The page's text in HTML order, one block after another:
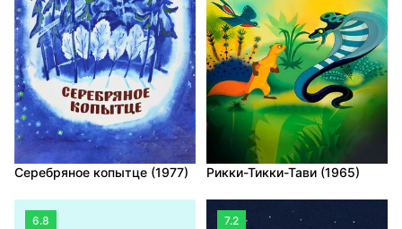
Серебряное копытце (1977) Рикки-Тикки-Тави (1965)
6.8 7.2